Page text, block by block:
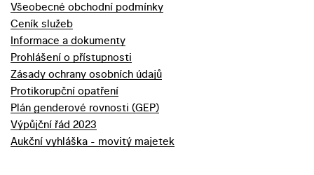
Všeobecné obchodní podmínky
Ceník služeb
Informace a dokumenty
Prohlášení o přístupnosti
Zásady ochrany osobních údajů
Protikorupční opatření
Plán genderové rovnosti (GEP)
Výpůjční řád 2023
Aukční vyhláška - movitý majetek